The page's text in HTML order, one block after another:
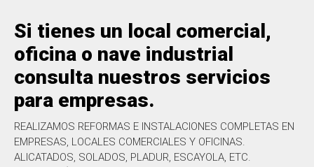
Si tienes un local comercial,
oficina o nave industrial
consulta nuestros servicios
para empresas.
REALIZAMOS REFORMAS E INSTALACIONES COMPLETAS EN
EMPRESAS, LOCALES COMERCIALES Y OFICINAS.
ALICATADOS, SOLADOS, PLADUR, ESCAYOLA, ETC.